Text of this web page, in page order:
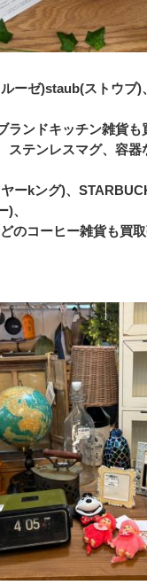
ーゼ)staub(ストウブ)
ランドキッチン雑貨も
ステンレスマグ、容器
ーkング)、
、
のコーヒー雑貨も買